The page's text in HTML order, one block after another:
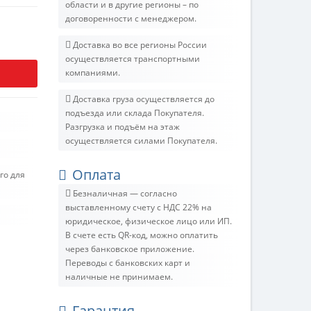
для
области и в другие регионы – по
договоренности с менеджером.
Доставка во все регионы России
осуществляется транспортными
компаниями.
Доставка груза осуществляется до
подъезда или склада Покупателя.
Разгрузка и подъём на этаж
осуществляется силами Покупателя.
Оплата
Безналичная — согласно
выставленному счету c НДС 22% на
юридическое, физическое лицо или ИП.
В счете есть QR-код, можно оплатить
через банковское приложение.
Переводы с банковских карт и
наличные не принимаем.